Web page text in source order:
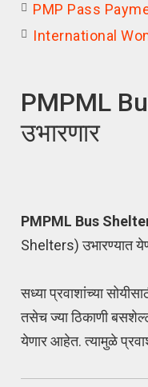
PMP Pass
International
PMPML
उभारणार
PMPML Bus
Shelters) उभारण्यात
सध्या प्रवाशांच्या
तसेच ज्या ठिकाणी
येणार आहेत. त्यामुळे